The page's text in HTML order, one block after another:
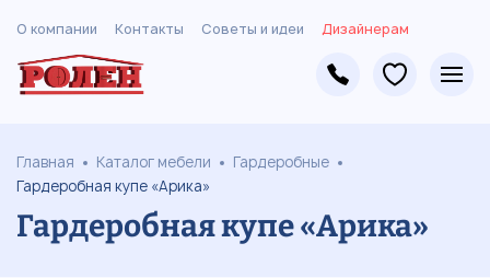
О компании Контакты Советы и идеи Дизайнерам
Главная Каталог мебели
Гардеробные
Гардеробная купе «Арика»
Гардеробная купе «Арика»